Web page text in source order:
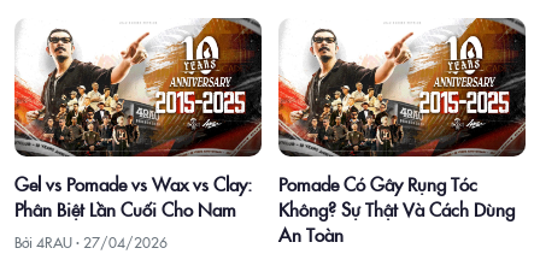
Gel vs Pomade vs Wax vs Clay:
Phân Biệt Lần Cuối Cho Nam
Bởi 4RAU · 27/04/2026
Pomade Có Gây Rụng Tóc
Không? Sự Thật Và Cách Dùng
An Toàn